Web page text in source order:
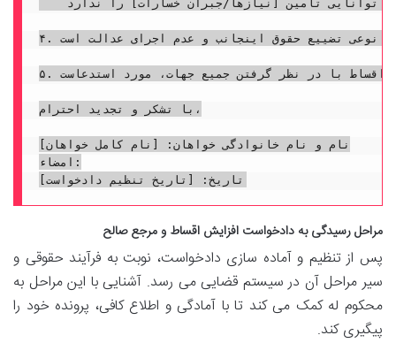
۴. با توجه به مستندات ارائه شده و شرایط فعلی، خوانده محترم توانایی پرداخت اقساطی بیش از میزان فعلی را دارا می باشند و ادامه پرداخت با مبلغ کنونی، به نوعی تضییع حقوق اینجانب و عدم اجرای عدالت است.
۵. لذا، با استناد به تبصره ۲ ماده ۱۱ قانون نحوه اجرای محکومیت های مالی و با توجه به دلایل معنونه و منضمات پیوستی، از محضر محترم دادگاه استدعای رسیدگی و صدور حکم بر تعدیل و افزایش اقساط محکوم به از ماهی [مبلغ/تعداد فعلی] (ریال/سکه) به ماهی [مبلغ/تعداد پیشنهادی] (ریال/سکه) و تعیین مبلغ جدید اقساط با در نظر گرفتن جمیع جهات، مورد استدعاست.
با تشکر و تجدید احترام،
نام و نام خانوادگی خواهان: [نام کامل خواهان]
امضاء:
مراحل رسیدگی به دادخواست افزایش اقساط و مرجع صالح
پس از تنظیم و آماده سازی دادخواست، نوبت به فرآیند حقوقی و
سیر مراحل آن در سیستم قضایی می رسد. آشنایی با این مراحل به
محکوم له کمک می کند تا با آمادگی و اطلاع کافی، پرونده خود را
پیگیری کند.